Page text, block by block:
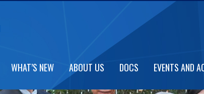
WHAT’S NEW ABOUT US DOCS EVENTS AND